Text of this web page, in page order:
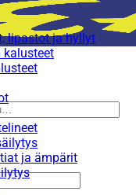
lipastot ja hyllyt
kalusteet
ja ämpärit